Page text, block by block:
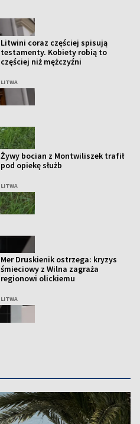
Litwini coraz częściej spisują
testamenty. Kobiety robią to
częściej niż mężczyźni
LITWA
Żywy bocian z Montwiliszek trafił
pod opiekę służb
LITWA
Mer Druskienik ostrzega: kryzys
śmieciowy z Wilna zagraża
regionowi olickiemu
LITWA